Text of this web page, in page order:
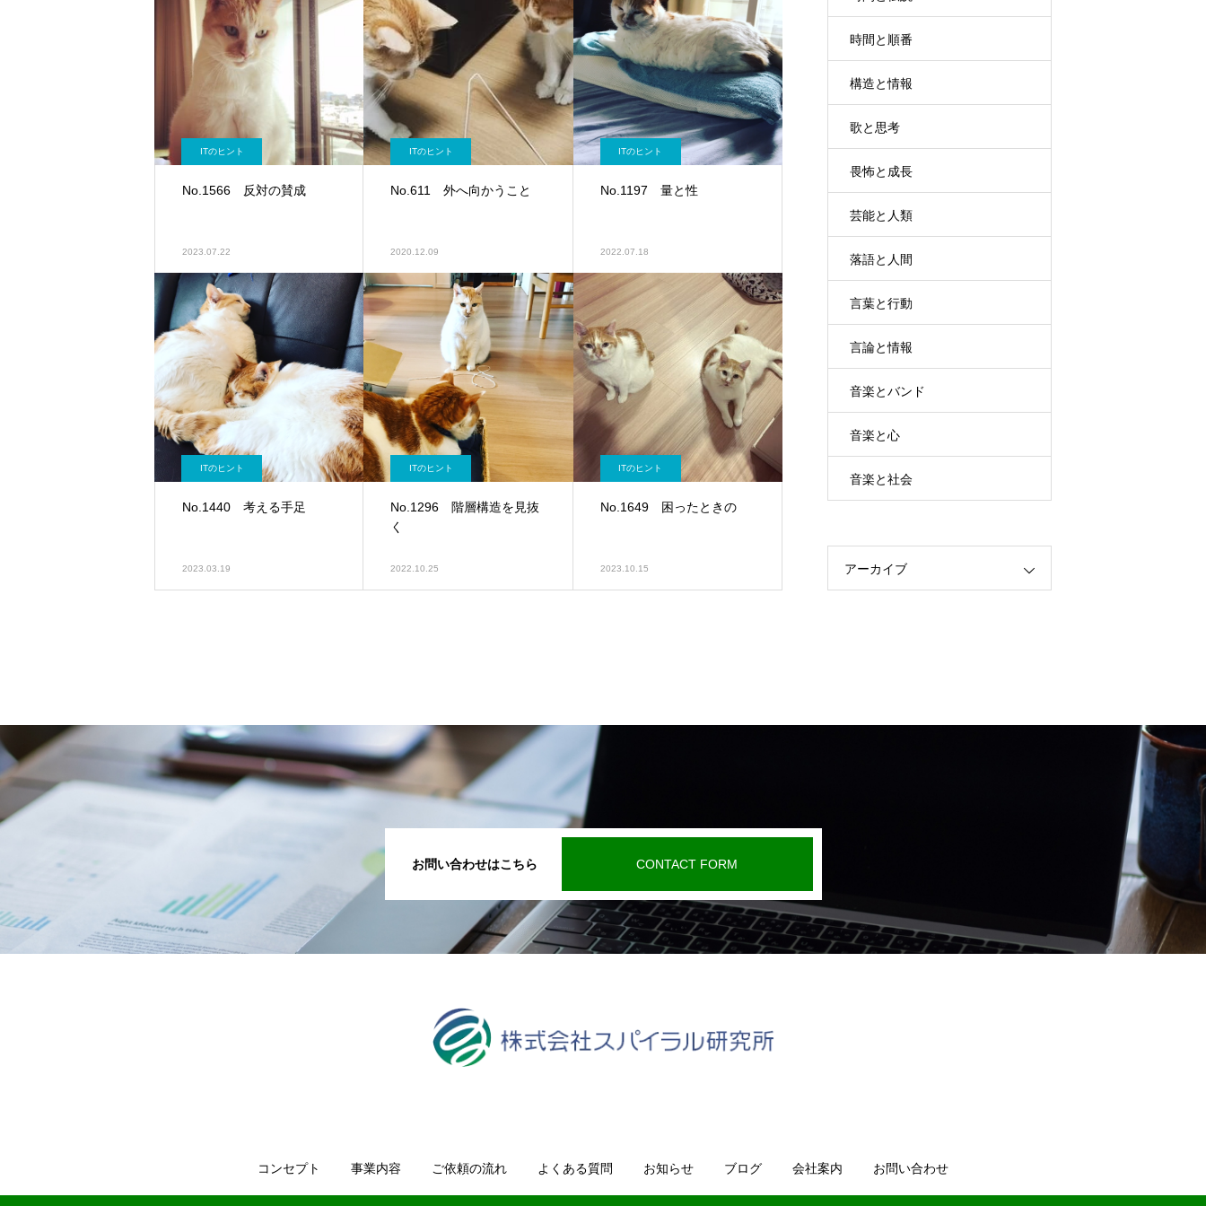
ITのヒント
No.1566 反対の賛成
2023.07.22
ITのヒント
No.611 外へ向かうこと
2020.12.09
ITのヒント
No.1197 量と性
2022.07.18
ITのヒント
No.1440 考える手足
2023.03.19
ITのヒント
No.1296 階層構造を見抜
く
2022.10.25
ITのヒント
No.1649 困ったときの
2023.10.15
時間と順番
構造と情報
歌と思考
畏怖と成長
芸能と人類
落語と人間
言葉と行動
言論と情報
音楽とバンド
音楽と心
音楽と社会
アーカイブ
お問い合わせはこちら CONTACT FORM
コンセプト 事業内容 ご依頼の流れ よくある質問 お知らせ ブログ 会社案内 お問い合わせ